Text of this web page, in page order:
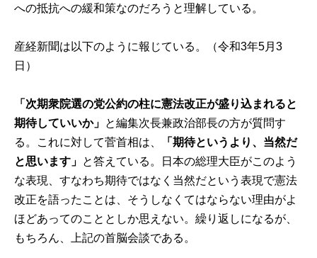
への抵抗への緩和策なのだろうと理解している。
産経新聞は以下のように報じている。（令和3年5月3
日）
「次期衆院選の党公約の柱に憲法改正が盛り込まれると
期待していいか」 と編集次長兼政治部長の方が質問す
る。これに対して菅首相は、
「期待というより、当然だ
と思います」 と答えている。日本の総理大臣がこのよう
な表現、すなわち期待ではなく当然だという表現で憲法
改正を語ったことは、そうしなくてはならない理由がよ
ほどあってのこととしか思えない。繰り返しになるが、
もちろん、上記の首脳会談である。